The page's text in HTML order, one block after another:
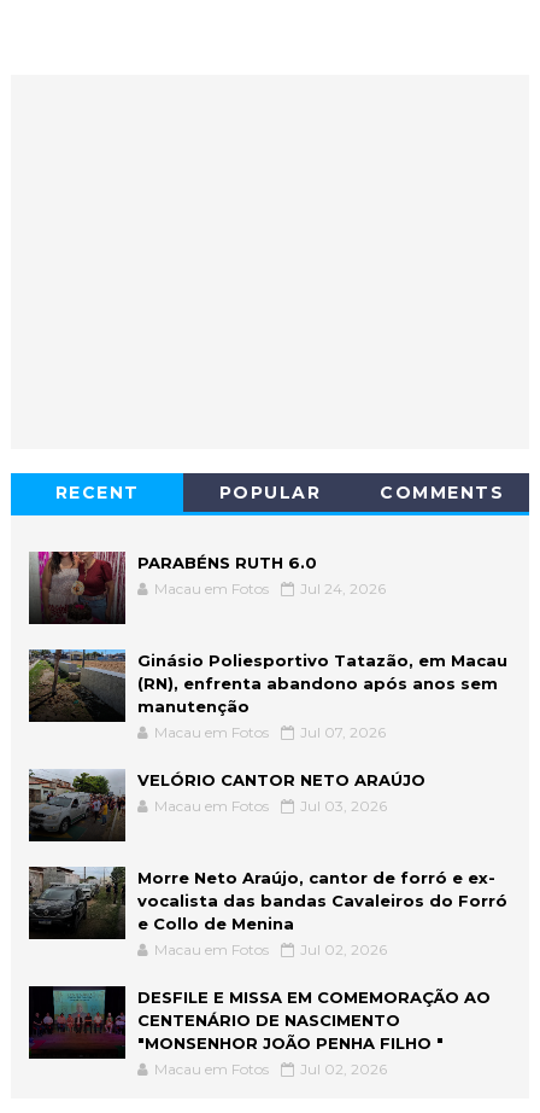
RECENT POPULAR COMMENTS
PARABÉNS RUTH 6.0
Macau em Fotos Jul 24, 2026
Ginásio Poliesportivo Tatazão, em Macau
(RN), enfrenta abandono após anos sem
manutenção
Macau em Fotos Jul 07, 2026
VELÓRIO CANTOR NETO ARAÚJO
Macau em Fotos Jul 03, 2026
Morre Neto Araújo, cantor de forró e ex-
vocalista das bandas Cavaleiros do Forró
e Collo de Menina
Macau em Fotos Jul 02, 2026
DESFILE E MISSA EM COMEMORAÇÃO AO
CENTENÁRIO DE NASCIMENTO
"MONSENHOR JOÃO PENHA FILHO "
Macau em Fotos Jul 02, 2026